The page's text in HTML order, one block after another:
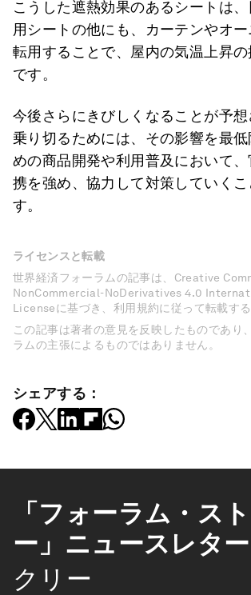
こうした遮熱効果のあるシートは
用シートの他にも、カーテンやオ
転用することで、屋内の気温上昇
です。
今後さらにきびしくなることが予
乗り切るためには、その影響を最
めの商品開発や利用普及において
携を強め、協力して対策していく
す。
ライセンスと転載
世界経済フォーラムの記事は、Creative
NonCommercial-NoDerivatives 4.0
Licenseに基づき、利用規約に従って転載する
この記事は著者の意見を反映したものであり
ラムの主張によるものではありません。
シェアする：
「フォーラム・ス
ー」ニュースレター
クリー